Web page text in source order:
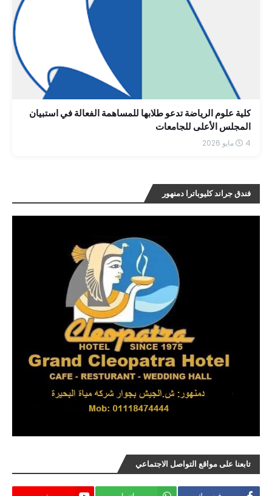
كلية علوم الرياضة تدعو طلابها للمساهمة الفعالة في استبيان
المجلس الأعلى للجامعات
4 مايو 2026
فندق جراند كليوباترا دمنهور
تابعنا على مواقع التواصل الاجتماعي